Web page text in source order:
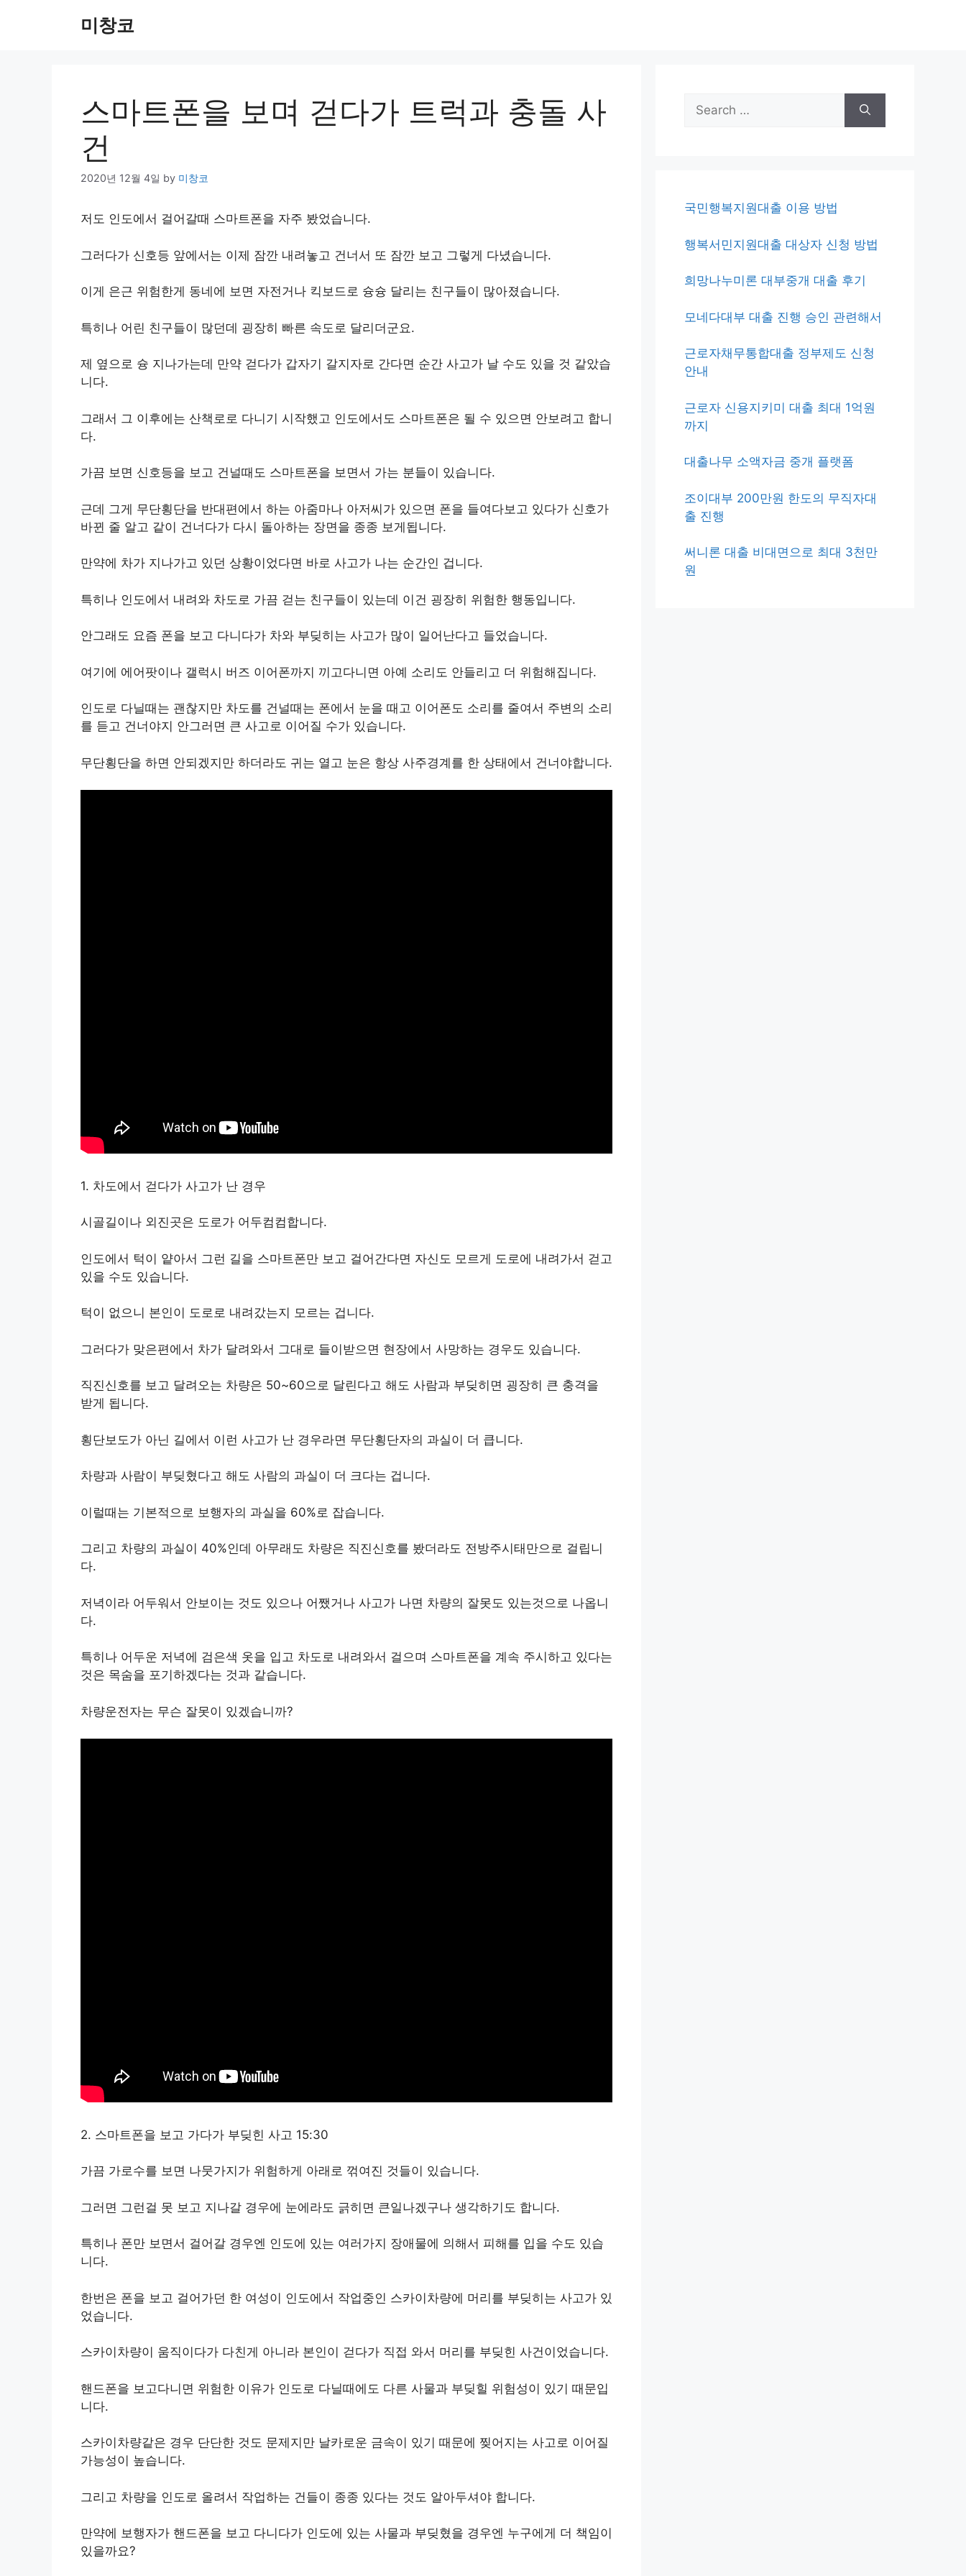
미창코
스마트폰을 보며 걷다가 트럭과 충돌 사
건
2020년 12월 4일 by 미창코
저도 인도에서 걸어갈때 스마트폰을 자주 봤었습니다.
그러다가 신호등 앞에서는 이제 잠깐 내려놓고 건너서 또 잠깐 보고 그렇게 다녔습니다.
이게 은근 위험한게 동네에 보면 자전거나 킥보드로 슝슝 달리는 친구들이 많아졌습니다.
특히나 어린 친구들이 많던데 굉장히 빠른 속도로 달리더군요.
제 옆으로 슝 지나가는데 만약 걷다가 갑자기 갈지자로 간다면 순간 사고가 날 수도 있을 것 같았습
니다.
그래서 그 이후에는 산책로로 다니기 시작했고 인도에서도 스마트폰은 될 수 있으면 안보려고 합니
다.
가끔 보면 신호등을 보고 건널때도 스마트폰을 보면서 가는 분들이 있습니다.
근데 그게 무단횡단을 반대편에서 하는 아줌마나 아저씨가 있으면 폰을 들여다보고 있다가 신호가
바뀐 줄 알고 같이 건너다가 다시 돌아하는 장면을 종종 보게됩니다.
만약에 차가 지나가고 있던 상황이었다면 바로 사고가 나는 순간인 겁니다.
특히나 인도에서 내려와 차도로 가끔 걷는 친구들이 있는데 이건 굉장히 위험한 행동입니다.
안그래도 요즘 폰을 보고 다니다가 차와 부딪히는 사고가 많이 일어난다고 들었습니다.
여기에 에어팟이나 갤럭시 버즈 이어폰까지 끼고다니면 아예 소리도 안들리고 더 위험해집니다.
인도로 다닐때는 괜찮지만 차도를 건널때는 폰에서 눈을 때고 이어폰도 소리를 줄여서 주변의 소리
를 듣고 건너야지 안그러면 큰 사고로 이어질 수가 있습니다.
무단횡단을 하면 안되겠지만 하더라도 귀는 열고 눈은 항상 사주경계를 한 상태에서 건너야합니다.
1. 차도에서 걷다가 사고가 난 경우
시골길이나 외진곳은 도로가 어두컴컴합니다.
인도에서 턱이 얕아서 그런 길을 스마트폰만 보고 걸어간다면 자신도 모르게 도로에 내려가서 걷고
있을 수도 있습니다.
턱이 없으니 본인이 도로로 내려갔는지 모르는 겁니다.
그러다가 맞은편에서 차가 달려와서 그대로 들이받으면 현장에서 사망하는 경우도 있습니다.
직진신호를 보고 달려오는 차량은 50~60으로 달린다고 해도 사람과 부딪히면 굉장히 큰 충격을
받게 됩니다.
횡단보도가 아닌 길에서 이런 사고가 난 경우라면 무단횡단자의 과실이 더 큽니다.
차량과 사람이 부딪혔다고 해도 사람의 과실이 더 크다는 겁니다.
이럴때는 기본적으로 보행자의 과실을 60%로 잡습니다.
그리고 차량의 과실이 40%인데 아무래도 차량은 직진신호를 봤더라도 전방주시태만으로 걸립니
다.
저녁이라 어두워서 안보이는 것도 있으나 어쨌거나 사고가 나면 차량의 잘못도 있는것으로 나옵니
다.
특히나 어두운 저녁에 검은색 옷을 입고 차도로 내려와서 걸으며 스마트폰을 계속 주시하고 있다는
것은 목숨을 포기하겠다는 것과 같습니다.
차량운전자는 무슨 잘못이 있겠습니까?
2. 스마트폰을 보고 가다가 부딪힌 사고 15:30
가끔 가로수를 보면 나뭇가지가 위험하게 아래로 꺾여진 것들이 있습니다.
그러면 그런걸 못 보고 지나갈 경우에 눈에라도 긁히면 큰일나겠구나 생각하기도 합니다.
특히나 폰만 보면서 걸어갈 경우엔 인도에 있는 여러가지 장애물에 의해서 피해를 입을 수도 있습
니다.
한번은 폰을 보고 걸어가던 한 여성이 인도에서 작업중인 스카이차량에 머리를 부딪히는 사고가 있
었습니다.
스카이차량이 움직이다가 다친게 아니라 본인이 걷다가 직접 와서 머리를 부딪힌 사건이었습니다.
핸드폰을 보고다니면 위험한 이유가 인도로 다닐때에도 다른 사물과 부딪힐 위험성이 있기 때문입
니다.
스카이차량같은 경우 단단한 것도 문제지만 날카로운 금속이 있기 때문에 찢어지는 사고로 이어질
가능성이 높습니다.
그리고 차량을 인도로 올려서 작업하는 건들이 종종 있다는 것도 알아두셔야 합니다.
만약에 보행자가 핸드폰을 보고 다니다가 인도에 있는 사물과 부딪혔을 경우엔 누구에게 더 책임이
있을까요?
Search
for:
국민행복지원대출 이용 방법
행복서민지원대출 대상자 신청 방법
희망나누미론 대부중개 대출 후기
모네다대부 대출 진행 승인 관련해서
근로자채무통합대출 정부제도 신청
안내
근로자 신용지키미 대출 최대 1억원
까지
대출나무 소액자금 중개 플랫폼
조이대부 200만원 한도의 무직자대
출 진행
써니론 대출 비대면으로 최대 3천만
원